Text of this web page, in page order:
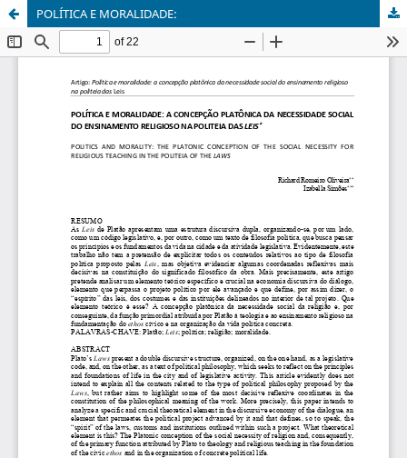
POLÍTICA E MORALIDADE: